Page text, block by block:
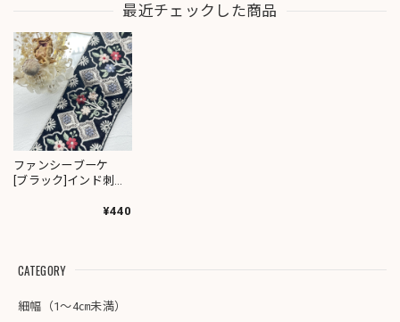
最近チェックした商品
ファンシーブーケ
[ブラック]インド刺繍
¥440
CATEGORY
細幅（1～4㎝未満）